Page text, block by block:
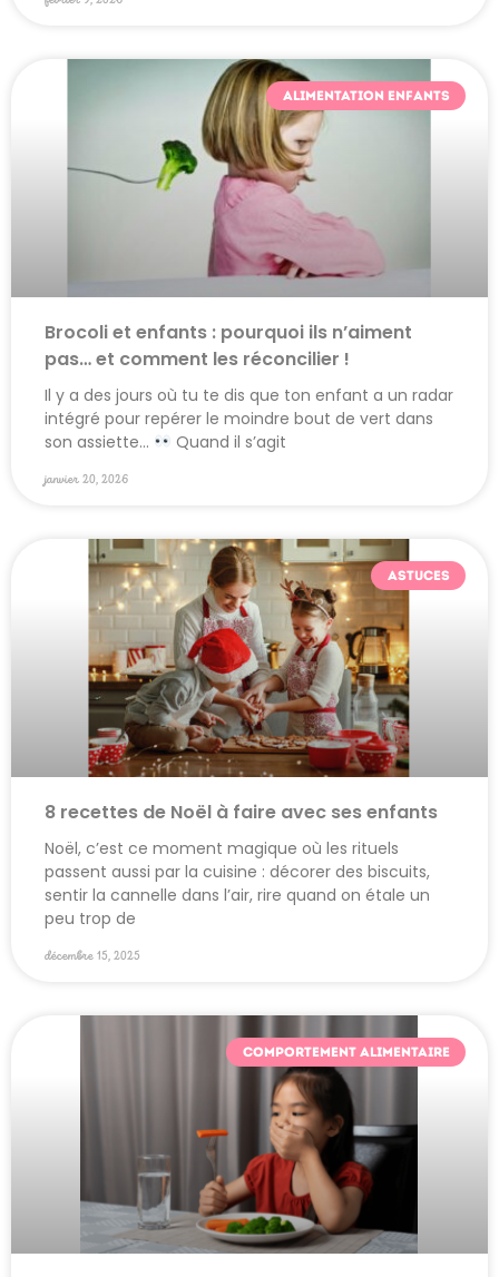
ALIMENTATION ENFANTS
Brocoli et enfants : pourquoi ils n’aiment
pas… et comment les réconcilier !
Il y a des jours où tu te dis que ton enfant a un radar
intégré pour repérer le moindre bout de vert dans
son assiette…
Quand il s’agit
janvier 20, 2026
ASTUCES
8 recettes de Noël à faire avec ses enfants
Noël, c’est ce moment magique où les rituels
passent aussi par la cuisine : décorer des biscuits,
sentir la cannelle dans l’air, rire quand on étale un
peu trop de
décembre 15, 2025
COMPORTEMENT ALIMENTAIRE